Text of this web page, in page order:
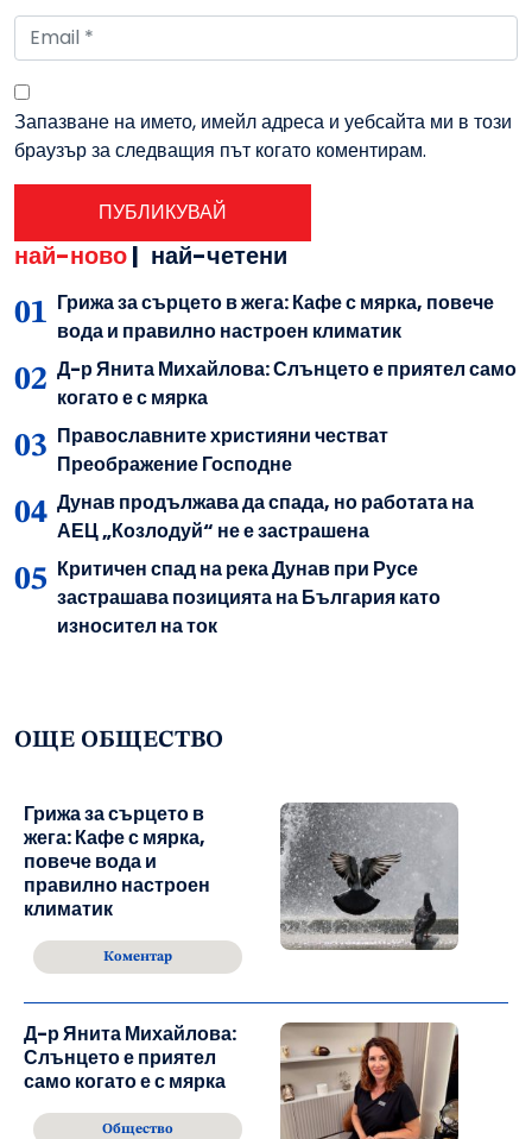
Запазване на името, имейл адреса и уебсайта ми в този
браузър за следващия път когато коментирам.
най-ново| най-четени
Грижа за сърцето в жега: Кафе с мярка, повече
вода и правилно настроен климатик
Д-р Янита Михайлова: Слънцето е приятел само
когато е с мярка
Православните християни честват
Преображение Господне
Дунав продължава да спада, но работата на
АЕЦ „Козлодуй“ не е застрашена
Критичен спад на река Дунав при Русе
застрашава позицията на България като
износител на ток
ОЩЕ ОБЩЕСТВО
Грижа за сърцето в
жега: Кафе с мярка,
повече вода и
правилно настроен
климатик
Коментар
Д-р Янита Михайлова:
Слънцето е приятел
само когато е с мярка
Общество